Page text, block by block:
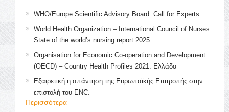
WHO/Europe Scientific Advisory Board: Call for Experts
World Health Organization – International Council of Nurses:
State of the world’s nursing report 2025
Organisation for Economic Co-operation and Development
(OECD) – Country Health Profiles 2021: Ελλάδα
Εξαιρετική η απάντηση της Ευρωπαϊκής Επιτροπής στην
επιστολή του ENC.
Περισσότερα